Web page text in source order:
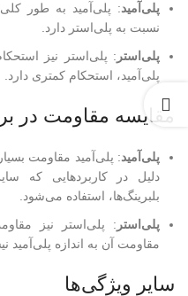
پلی‌آمید: پلی‌آمید به طور
نسبت به پلی‌استر دارد.
پلی‌استر : پلی‌استر نیز
پلی‌آمید، استحکام کمتری دارد.
مقایسه مقاومت در
پلی‌آمید: پلی‌آمید مقاومت
دلیل در کاربردهایی که
بلبرینگ‌ها، استفاده می‌شود.
پلی‌استر : پلی‌استر نیز
مقاومت آن به اندازه پلی‌آمید
سایر ویژگی‌ها